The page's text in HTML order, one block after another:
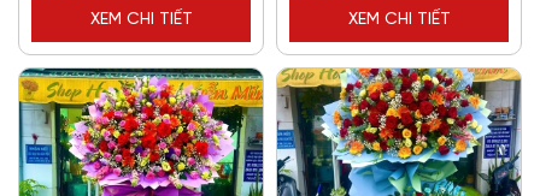
XEM CHI TIẾT XEM CHI TIẾT